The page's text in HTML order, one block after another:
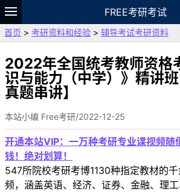
FREE考研考试
题库
故事 专题 APP 笔记
VIP
资料
首页 > 考研资料和经验 > 辅导考试考研资料
2022年全国统考教师资格
识与能力（中学）》精讲
真题串讲】
本站小编 Free考研/2022-12-25
开通本站VIP：一万种考研专业课视频随
钱！绝对划算！
547所院校考研考博1130种指定教材的
频，涵盖英语、经济、证券、金融、理